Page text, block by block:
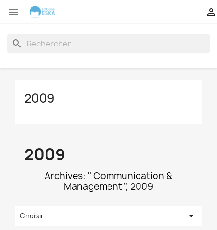
 
search
2009
2009
Archives: " Communication &
Management ", 2009
Choisir 